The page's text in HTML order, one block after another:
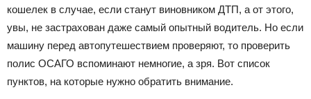
кошелек в случае, если станут виновником ДТП, а от этого,
увы, не застрахован даже самый опытный водитель. Но если
машину перед автопутешествием проверяют, то проверить
полис ОСАГО вспоминают немногие, а зря. Вот список
пунктов, на которые нужно обратить внимание.